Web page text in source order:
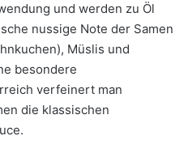
und werden zu Öl
nussige Note der Samen
Müslis und
besondere
verfeinert man
die klassischen